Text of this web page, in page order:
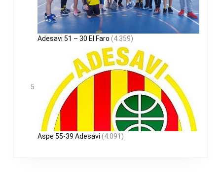
Adesavi 51 – 30 El Faro (4.359)
Aspe 55-39 Adesavi (4.091)